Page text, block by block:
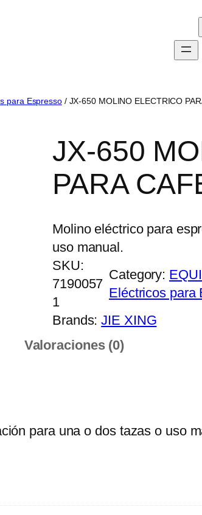
para Espresso/ JX-650 MOLINO ELECTRICO
JX-650
PARA
Molino eléctrico para
uso manual.
SKU:
7190057
1
Category:
Eléctricos para
Brands:JIE XING
Valoraciones (0)
para una o dos tazas o uso